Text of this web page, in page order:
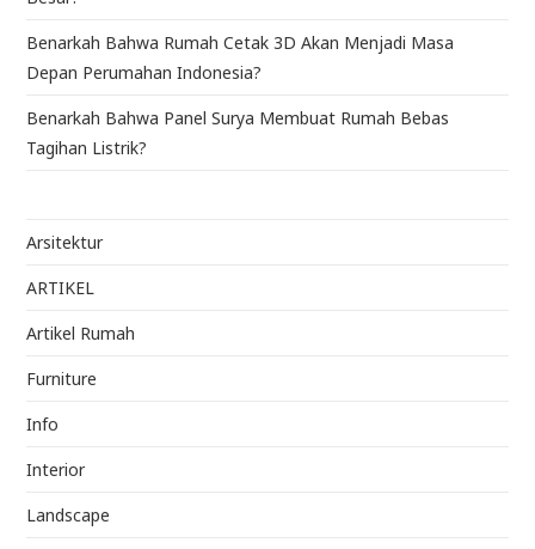
Benarkah Bahwa Rumah Cetak 3D Akan Menjadi Masa
Depan Perumahan Indonesia?
Benarkah Bahwa Panel Surya Membuat Rumah Bebas
Tagihan Listrik?
Arsitektur
ARTIKEL
Artikel Rumah
Furniture
Info
Interior
Landscape